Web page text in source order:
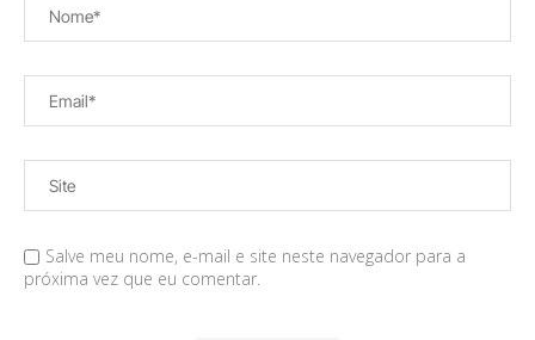
Salve meu nome, e-mail e site neste navegador para a
próxima vez que eu comentar.